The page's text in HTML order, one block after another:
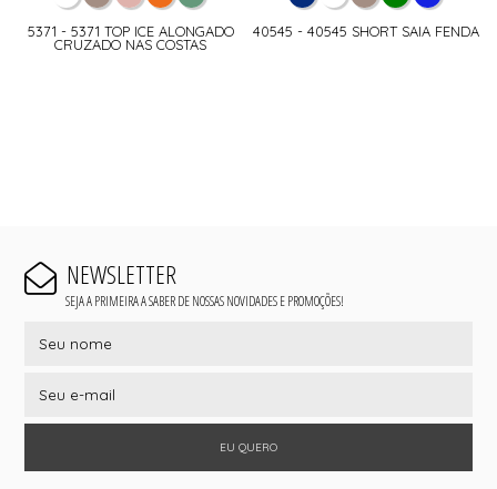
5371 - 5371 TOP ICE ALONGADO
CRUZADO NAS COSTAS
40545 - 40545 SHORT SAIA FENDA
NEWSLETTER
SEJA A PRIMEIRA A SABER DE NOSSAS NOVIDADES E PROMOÇÕES!
EU QUERO